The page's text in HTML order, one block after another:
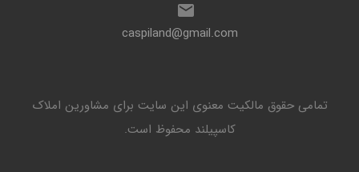
caspiland@gmail.com
تمامی حقوق مالکیت معنوی این ‌سایت برای مشاورین املاک
کاسپیلند محفوظ است.